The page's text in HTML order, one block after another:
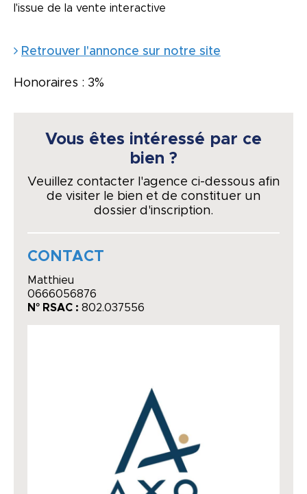
l'issue de la vente interactive
Retrouver l'annonce sur notre site
Honoraires : 3%
Vous êtes intéressé par ce
bien ?
Veuillez contacter l'agence ci-dessous afin
de visiter le bien et de constituer un
dossier d'inscription.
CONTACT
Matthieu
0666056876
N° RSAC : 802.037556